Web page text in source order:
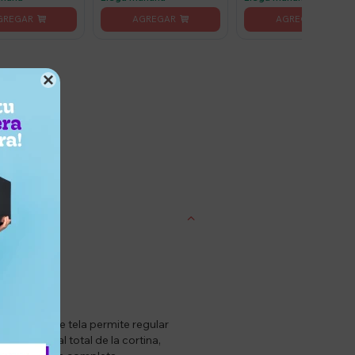

de doble tela permite regular
al total de la cortina,